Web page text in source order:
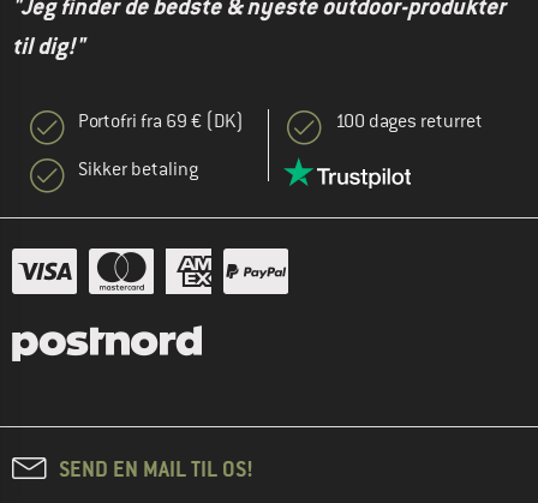
"Jeg finder de bedste & nyeste outdoor-produkter
til dig!"
Portofri fra 69 € (DK)
Sikker betaling
100 dages returret
SEND EN MAIL TIL OS!